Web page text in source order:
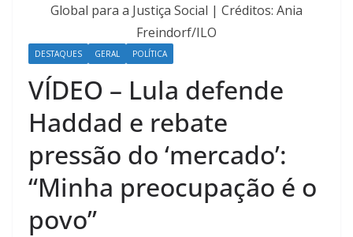
Global para a Justiça Social | Créditos: Ania
Freindorf/ILO
DESTAQUES GERAL POLÍTICA
VÍDEO – Lula defende
Haddad e rebate
pressão do ‘mercado’:
“Minha preocupação é o
povo”